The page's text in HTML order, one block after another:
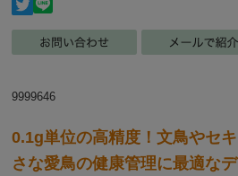
9999646
0.1g単位の高精度！文鳥やセ
さな愛鳥の健康管理に最適な